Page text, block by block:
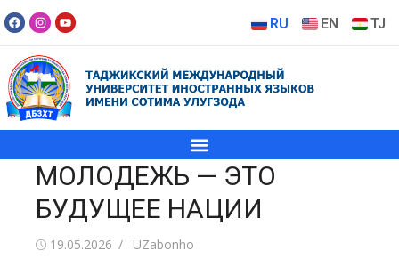
RU EN TJ
МОЛОДЕЖЬ — ЭТО
БУДУЩЕЕ НАЦИИ
19.05.2026 UZabonho